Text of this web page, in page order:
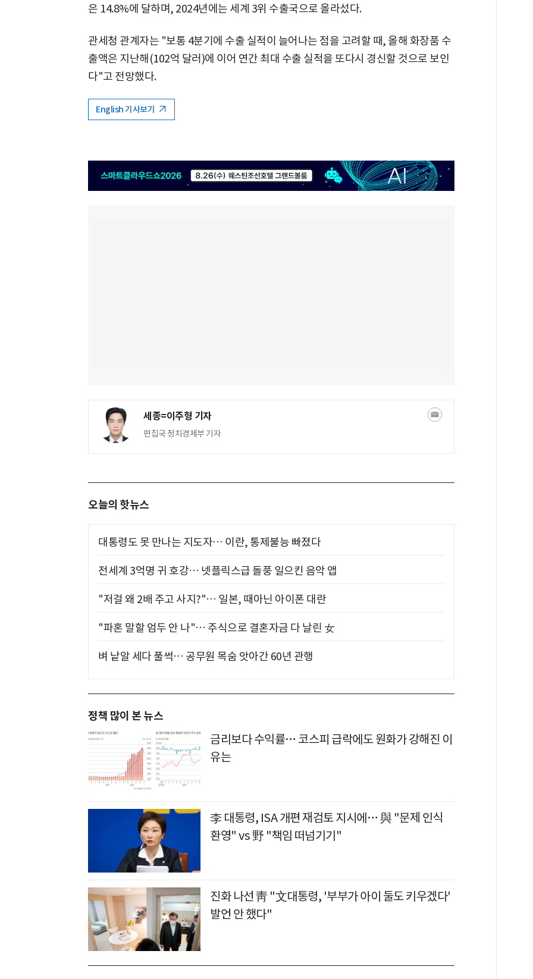
은 14.8%에 달하며, 2024년에는 세계 3위 수출국으로 올라섰다.
관세청 관계자는 "보통 4분기에 수출 실적이 늘어나는 점을 고려할 때, 올해 화장품 수
출액은 지난해(102억 달러)에 이어 연간 최대 수출 실적을 또다시 경신할 것으로 보인
다"고 전망했다.
English 기사보기
세종=이주형 기자
편집국 정치경제부 기자
오늘의 핫뉴스
대통령도 못 만나는 지도자… 이란, 통제불능 빠졌다
전세계 3억명 귀 호강… 넷플릭스급 돌풍 일으킨 음악 앱
"저걸 왜 2배 주고 사지?"… 일본, 때아닌 아이폰 대란
"파혼 말할 엄두 안 나"… 주식으로 결혼자금 다 날린 女
벼 낱알 세다 풀썩… 공무원 목숨 앗아간 60년 관행
정책 많이 본 뉴스
금리보다 수익률… 코스피 급락에도 원화가 강해진 이
유는
李 대통령, ISA 개편 재검토 지시에… 與 "문제 인식
환영" vs 野 "책임 떠넘기기"
진화 나선 靑 "文대통령, '부부가 아이 둘도 키우겠다'
발언 안 했다"